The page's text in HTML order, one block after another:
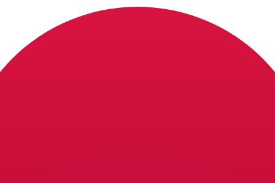
schlagen Konkurrenzkurse.
dient nur zu Informationszwecken. Diesen Kurs